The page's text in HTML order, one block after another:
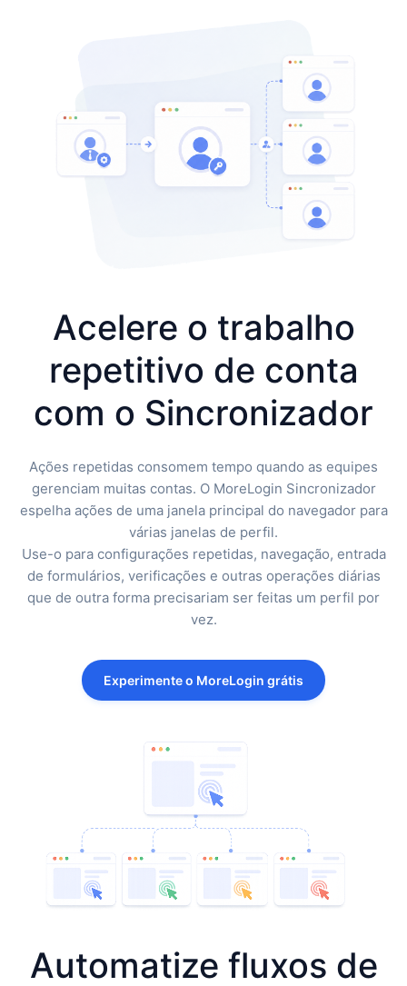
Acelere o trabalho
repetitivo de conta
com o Sincronizador
Ações repetidas consomem tempo quando as equipes
gerenciam muitas contas. O MoreLogin Sincronizador
espelha ações de uma janela principal do navegador para
várias janelas de perfil.
Use-o para configurações repetidas, navegação, entrada
de formulários, verificações e outras operações diárias
que de outra forma precisariam ser feitas um perfil por
vez.
Experimente o MoreLogin grátis
Automatize fluxos de